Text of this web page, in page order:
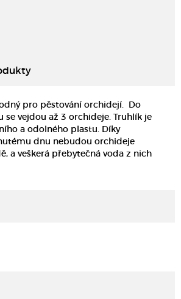
pro pěstování orchidejí. Do
se vejdou až 3 orchideje. Truhlík je
a odolného plastu. Díky
dnu nebudou orchideje
a veškerá přebytečná voda z nich